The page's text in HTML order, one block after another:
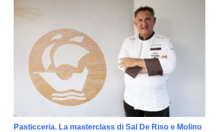
Pasticceria. La masterclass di Sal De Riso e Molino